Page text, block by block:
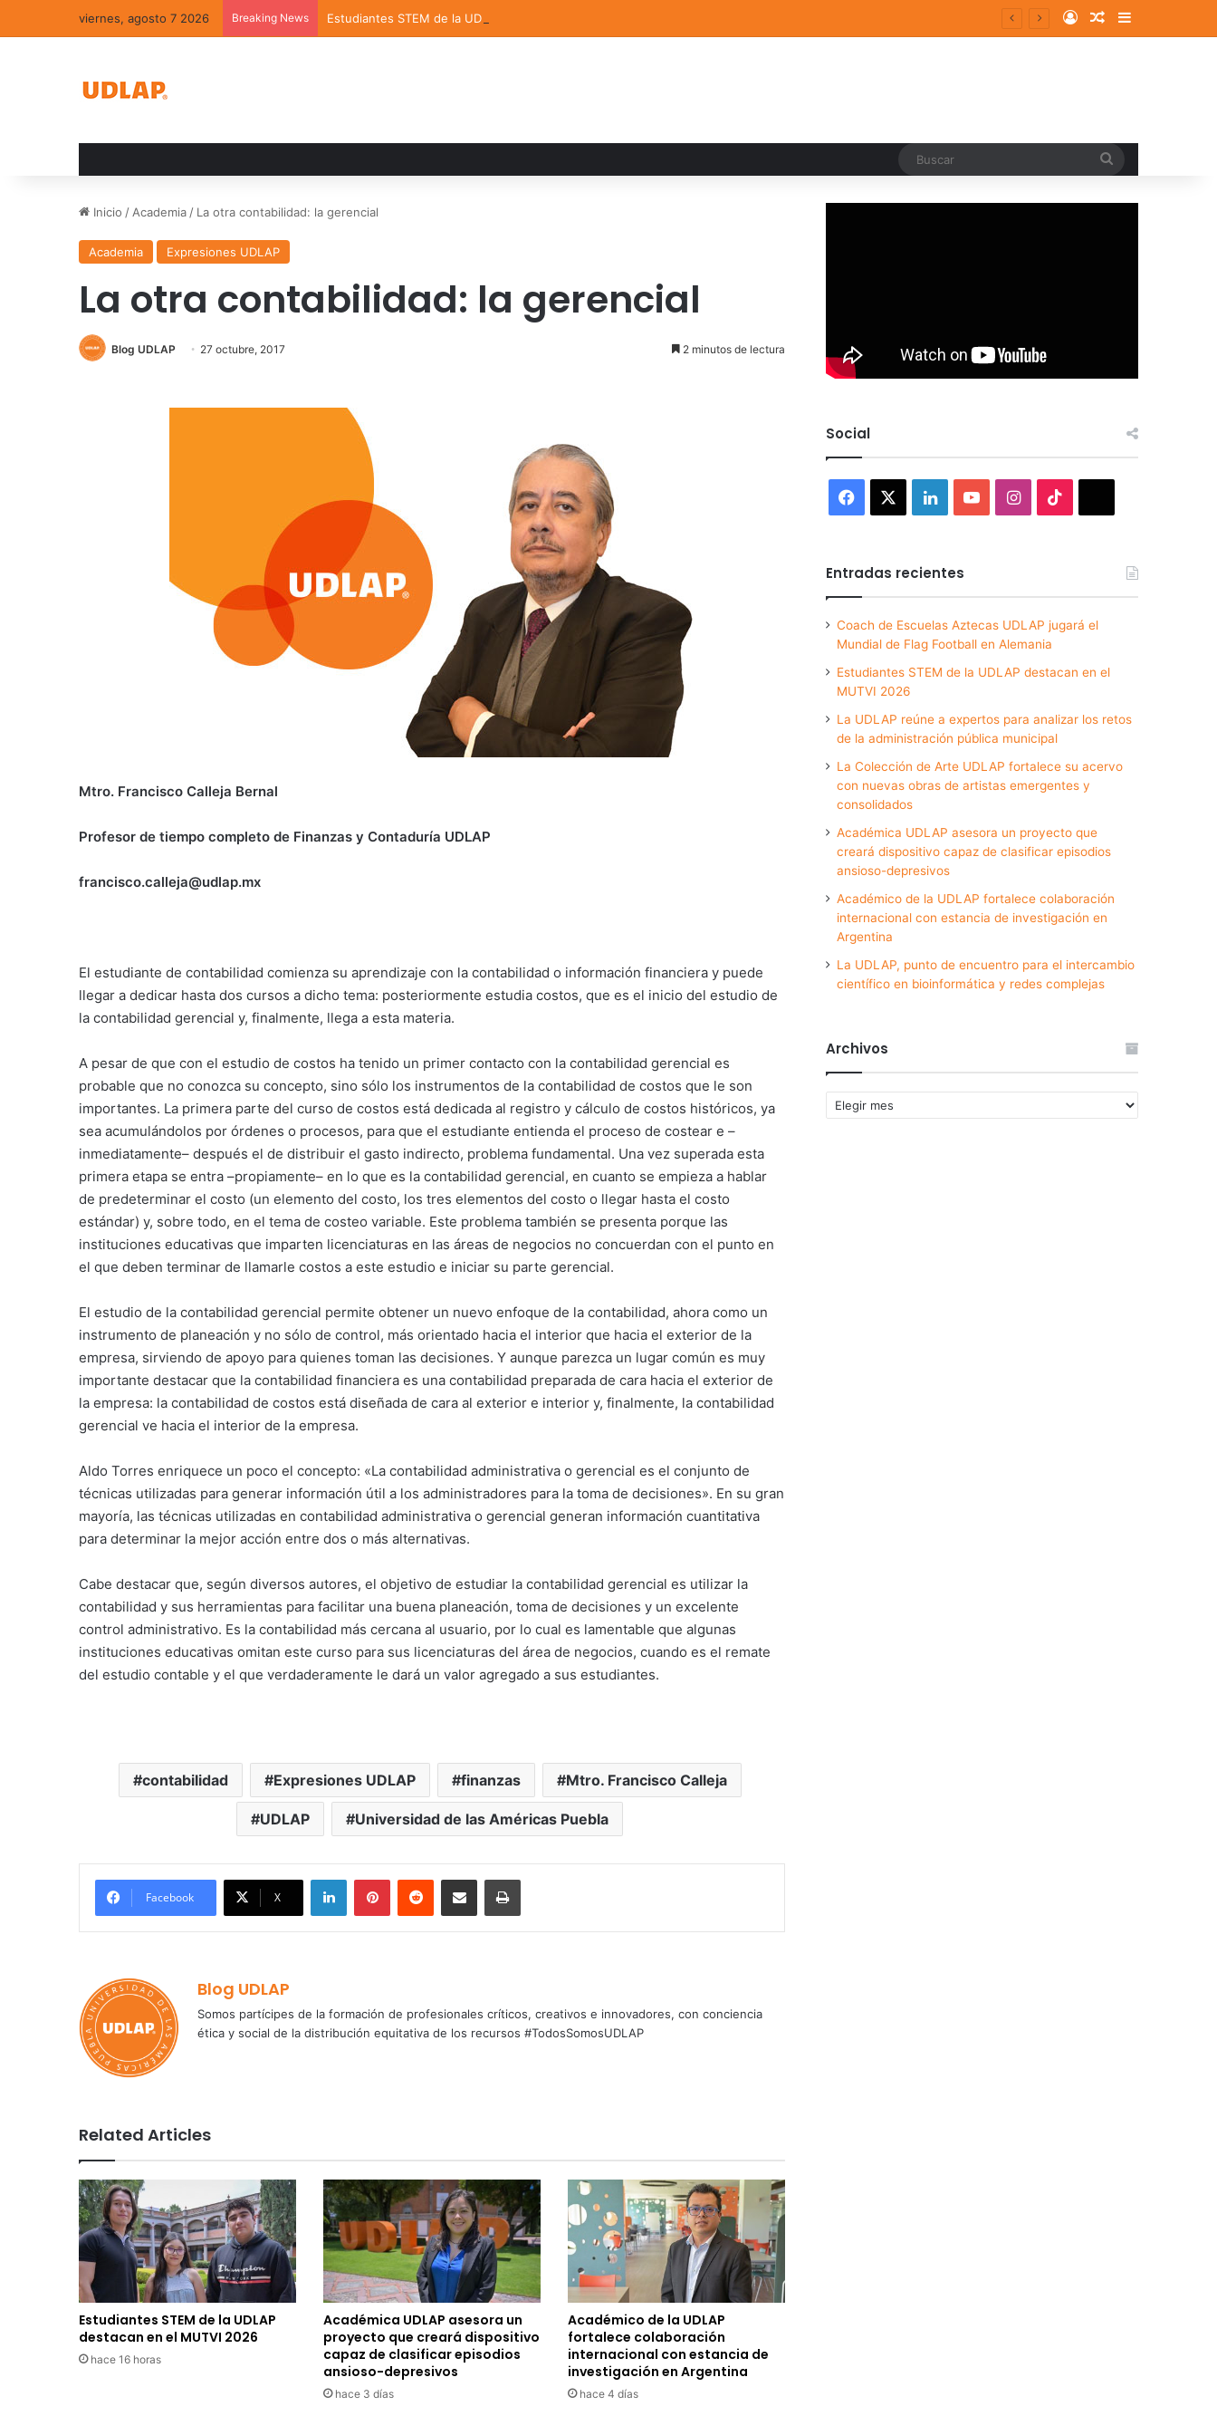
viernes, agosto 7 2026 Breaking News Estudiantes STEM de la UDLAP destacan en el MUTVI 2026 Log InRandom Article
Sidebar
Inicio / Academia / La otra contabilidad: la gerencial
Academia Expresiones UDLAP
La otra contabilidad: la gerencial
Blog UDLAP 27 octubre, 2017 2 minutos de lectura
Mtro. Francisco Calleja Bernal
Profesor de tiempo completo de Finanzas y Contaduría UDLAP
francisco.calleja@udlap.mx
El estudiante de contabilidad comienza su aprendizaje con la contabilidad o información financiera y puede
llegar a dedicar hasta dos cursos a dicho tema: posteriormente estudia costos, que es el inicio del estudio de
la contabilidad gerencial y, finalmente, llega a esta materia.
A pesar de que con el estudio de costos ha tenido un primer contacto con la contabilidad gerencial es
probable que no conozca su concepto, sino sólo los instrumentos de la contabilidad de costos que le son
importantes. La primera parte del curso de costos está dedicada al registro y cálculo de costos históricos, ya
sea acumulándolos por órdenes o procesos, para que el estudiante entienda el proceso de costear e –
inmediatamente– después el de distribuir el gasto indirecto, problema fundamental. Una vez superada esta
primera etapa se entra –propiamente– en lo que es la contabilidad gerencial, en cuanto se empieza a hablar
de predeterminar el costo (un elemento del costo, los tres elementos del costo o llegar hasta el costo
estándar) y, sobre todo, en el tema de costeo variable. Este problema también se presenta porque las
instituciones educativas que imparten licenciaturas en las áreas de negocios no concuerdan con el punto en
el que deben terminar de llamarle costos a este estudio e iniciar su parte gerencial.
El estudio de la contabilidad gerencial permite obtener un nuevo enfoque de la contabilidad, ahora como un
instrumento de planeación y no sólo de control, más orientado hacia el interior que hacia el exterior de la
empresa, sirviendo de apoyo para quienes toman las decisiones. Y aunque parezca un lugar común es muy
importante destacar que la contabilidad financiera es una contabilidad preparada de cara hacia el exterior de
la empresa: la contabilidad de costos está diseñada de cara al exterior e interior y, finalmente, la contabilidad
gerencial ve hacia el interior de la empresa.
Aldo Torres enriquece un poco el concepto: «La contabilidad administrativa o gerencial es el conjunto de
técnicas utilizadas para generar información útil a los administradores para la toma de decisiones». En su gran
mayoría, las técnicas utilizadas en contabilidad administrativa o gerencial generan información cuantitativa
para determinar la mejor acción entre dos o más alternativas.
Cabe destacar que, según diversos autores, el objetivo de estudiar la contabilidad gerencial es utilizar la
contabilidad y sus herramientas para facilitar una buena planeación, toma de decisiones y un excelente
control administrativo. Es la contabilidad más cercana al usuario, por lo cual es lamentable que algunas
instituciones educativas omitan este curso para sus licenciaturas del área de negocios, cuando es el remate
del estudio contable y el que verdaderamente le dará un valor agregado a sus estudiantes.
contabilidad Expresiones UDLAP finanzas Mtro. Francisco Calleja
UDLAP Universidad de las Américas Puebla
Facebook X
LinkedInPinterestReddit Share via Email Print
Blog UDLAP
Somos partícipes de la formación de profesionales críticos, creativos e innovadores, con conciencia
ética y social de la distribución equitativa de los recursos #TodosSomosUDLAP
Related Articles
Estudiantes STEM de la UDLAP
destacan en el MUTVI 2026
hace 16 horas
Académica UDLAP asesora un
proyecto que creará dispositivo
capaz de clasificar episodios
ansioso-depresivos
hace 3 días
Académico de la UDLAP
fortalece colaboración
internacional con estancia de
investigación en Argentina
hace 4 días
Social
Facebook LinkedInYouTubeInstagram
Entradas recientes
Coach de Escuelas Aztecas UDLAP jugará el
Mundial de Flag Football en Alemania
Estudiantes STEM de la UDLAP destacan en el
MUTVI 2026
La UDLAP reúne a expertos para analizar los retos
de la administración pública municipal
La Colección de Arte UDLAP fortalece su acervo
con nuevas obras de artistas emergentes y
consolidados
Académica UDLAP asesora un proyecto que
creará dispositivo capaz de clasificar episodios
ansioso-depresivos
Académico de la UDLAP fortalece colaboración
internacional con estancia de investigación en
Argentina
La UDLAP, punto de encuentro para el intercambio
científico en bioinformática y redes complejas
Archivos
Archivos